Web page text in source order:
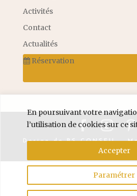
En poursuivant votre
l’utilisation de cookies sur ce
Paramétrer
Accepter
Activités
Contact
Actualités
Réservation
Design deBS CONSEIL-
Politique de